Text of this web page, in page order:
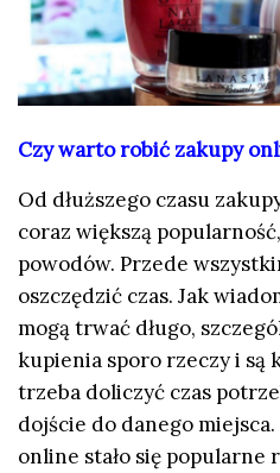
Czy warto robić zakupy
Od dłuższego czasu
coraz większą
powodów. Przede
oszczędzić czas. Jak
mogą trwać długo,
kupienia sporo rzeczy i są
trzeba doliczyć czas
dojście do danego
online stało się popularne